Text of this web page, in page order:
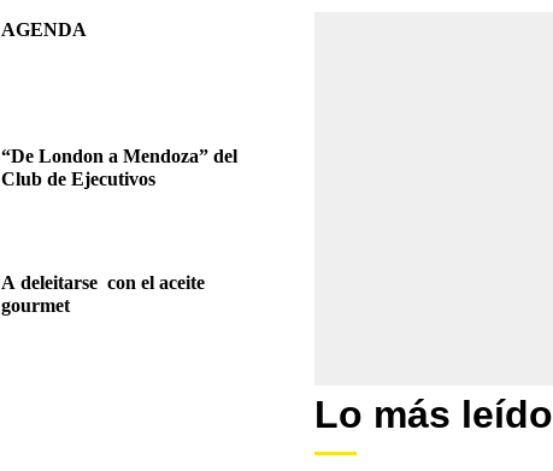
AGENDA
“De London a Mendoza” del
Club de Ejecutivos
A deleitarse  con el aceite
gourmet
Lo más leído